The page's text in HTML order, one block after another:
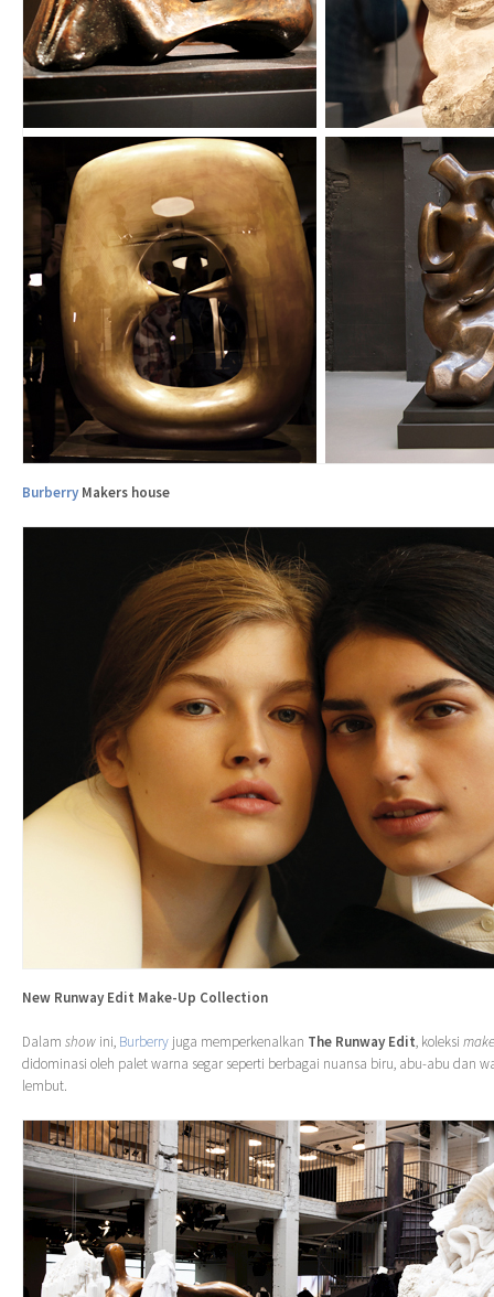
Burberry Makers house
New Runway Edit Make-Up Collection
Dalam show ini, Burberry juga memperkenalkan The Runway Edit, koleksi
didominasi oleh palet warna segar seperti berbagai nuansa biru, abu-abu dan
lembut.